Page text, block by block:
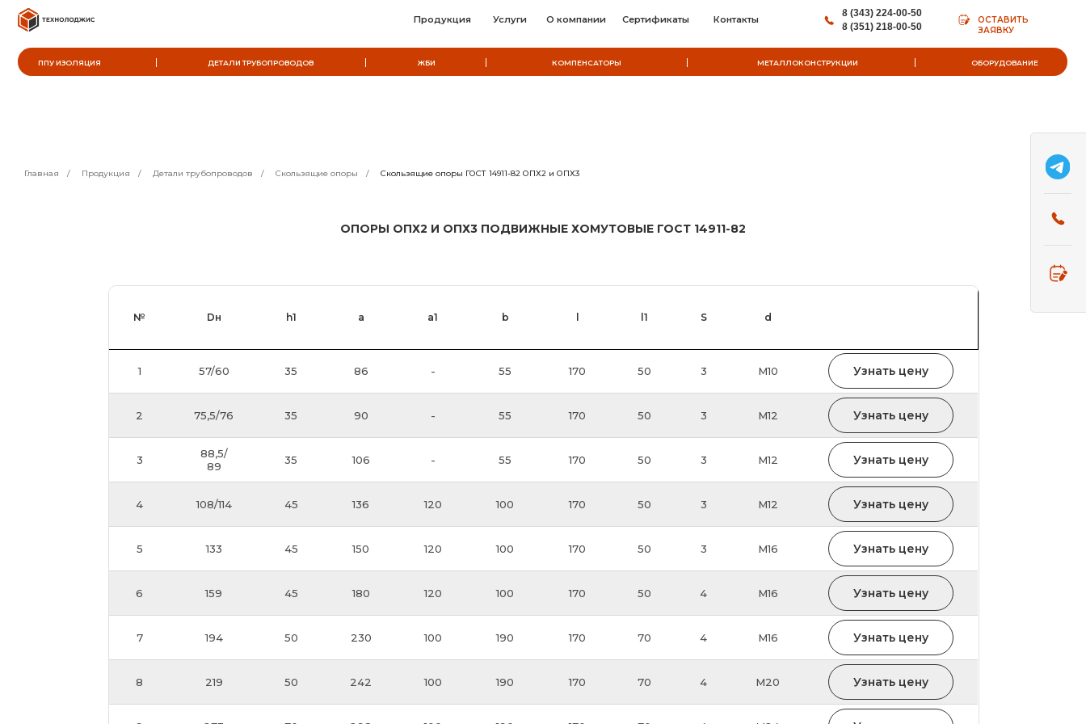
Продукция Услуги О компании Сертификаты Контакты ОСТАВИТЬ
ЗАЯВКУ
8 (351) 218-00-50
Главная / Продукция / Детали трубопроводов / Скользящие опоры / Скользящие опоры ГОСТ 14911-82 ОПХ2 и ОПХ3
ОПОРЫ ОПХ2 И ОПХ3 ПОДВИЖНЫЕ ХОМУТОВЫЕ ГОСТ 14911-82
№ Dн h1 a a1 b l1 S d
1 57/60 35 86 - 55 170 50 3 M10 Узнать цену
2 75,5/76 35 90 - 55 170 50 3 M12 Узнать цену
3
88,5/
89
35 106 - 55 170 50 3 M12 Узнать цену
4 108/114 45 136 120 100 170 50 3 M12 Узнать цену
5 133 45 150 120 100 170 50 3 M16 Узнать цену
6 159 45 180 120 100 170 50 4 M16 Узнать цену
7 194 50 230 100 190 170 70 4 M16 Узнать цену
8 219 50 242 100 190 170 70 4 M20 Узнать цену